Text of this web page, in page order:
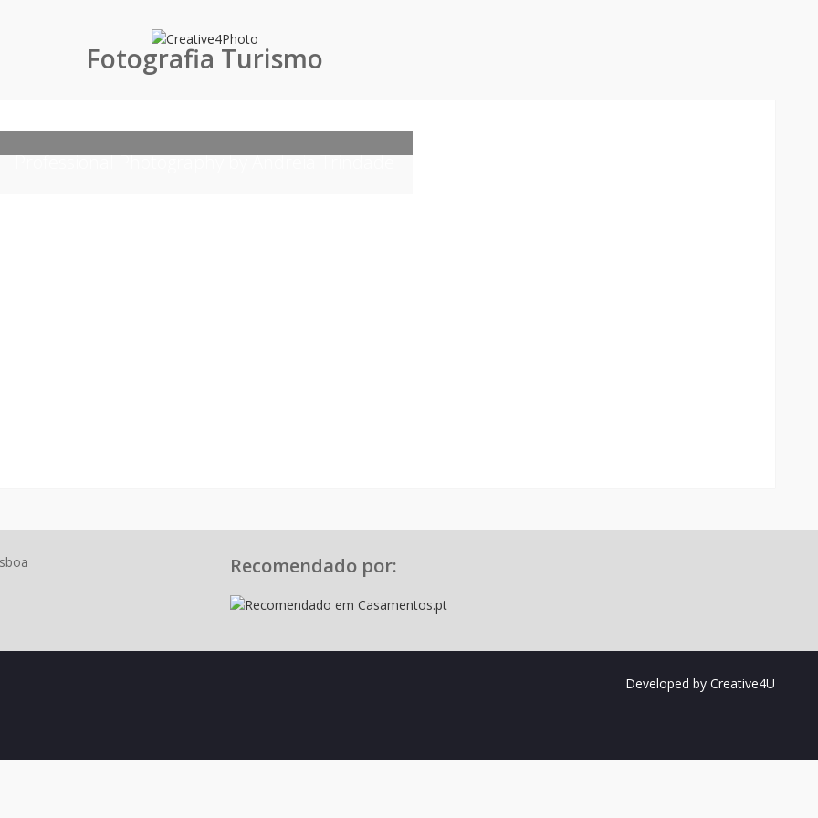
Professional Photography by Andreia Trindade
Fotografia Turismo
Recomendado por:
Developed by Creative4U